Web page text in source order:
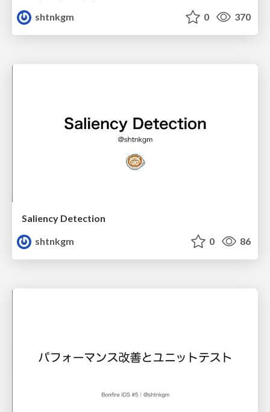
shtnkgm
0 370
Saliency Detection
shtnkgm
0 86